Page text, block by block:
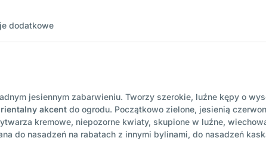
dodatkowe
jesiennym zabarwieniu. Tworzy szerokie, luźne kępy o
akcent do ogrodu. Początkowo zielone, jesienią
kremowe, niepozorne kwiaty, skupione w luźne,
do nasadzeń na rabatach z innymi bylinami, do nasadzeń